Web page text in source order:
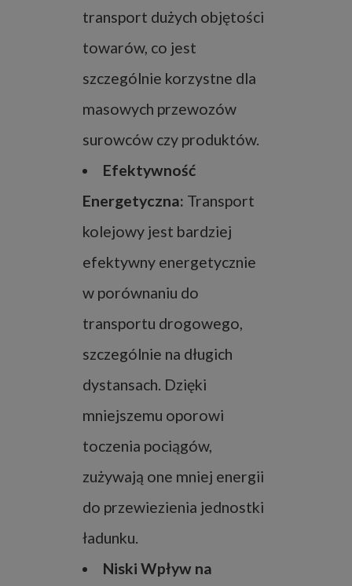
transport dużych objętości
towarów, co jest
szczególnie korzystne dla
masowych przewozów
surowców czy produktów.
Efektywność
Energetyczna: Transport
kolejowy jest bardziej
efektywny energetycznie
w porównaniu do
transportu drogowego,
szczególnie na długich
dystansach. Dzięki
mniejszemu oporowi
toczenia pociągów,
zużywają one mniej energii
do przewiezienia jednostki
ładunku.
Niski Wpływ na